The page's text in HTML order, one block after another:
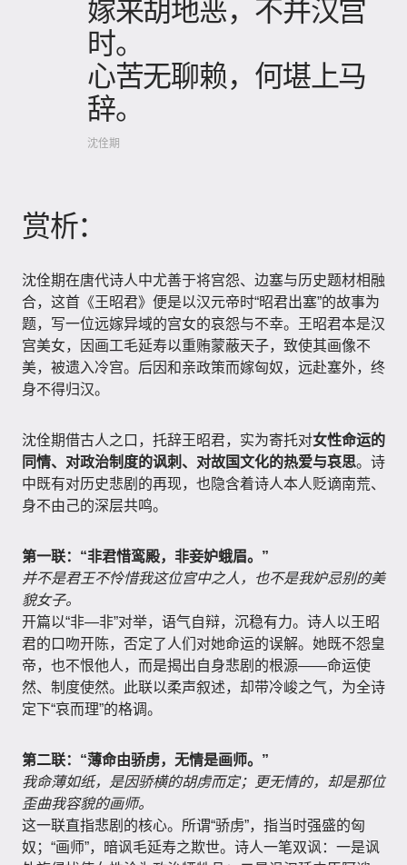
嫁来胡地恶，不并汉宫
时。
心苦无聊赖，何堪上马
辞。
沈佺期
赏析：
沈佺期在唐代诗人中尤善于将宫怨、边塞与历史题材相融
合，这首《王昭君》便是以汉元帝时“昭君出塞”的故事为
题，写一位远嫁异域的宫女的哀怨与不幸。王昭君本是汉
宫美女，因画工毛延寿以重贿蒙蔽天子，致使其画像不
美，被遗入冷宫。后因和亲政策而嫁匈奴，远赴塞外，终
身不得归汉。
沈佺期借古人之口，托辞王昭君，实为寄托对女性命运的
同情、对政治制度的讽刺、对故国文化的热爱与哀思。诗
中既有对历史悲剧的再现，也隐含着诗人本人贬谪南荒、
身不由己的深层共鸣。
第一联：“非君惜鸾殿，非妾妒蛾眉。”
并不是君王不怜惜我这位宫中之人，也不是我妒忌别的美
貌女子。
开篇以“非—非”对举，语气自辩，沉稳有力。诗人以王昭
君的口吻开陈，否定了人们对她命运的误解。她既不怨皇
帝，也不恨他人，而是揭出自身悲剧的根源——命运使
然、制度使然。此联以柔声叙述，却带冷峻之气，为全诗
定下“哀而理”的格调。
第二联：“薄命由骄虏，无情是画师。”
我命薄如纸，是因骄横的胡虏而定；更无情的，却是那位
歪曲我容貌的画师。
这一联直指悲剧的核心。所谓“骄虏”，指当时强盛的匈
奴；“画师”，暗讽毛延寿之欺世。诗人一笔双讽：一是讽